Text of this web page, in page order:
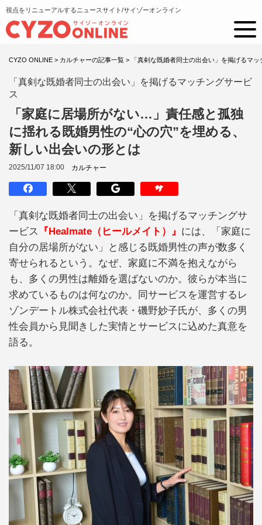
視点をリニューアルするニュースサイト/サイゾーオンライン
CYZO ONLINE > カルチャーの記事一覧 > 「真剣な既婚者同士の出会い」を掲げるマ
「真剣な既婚者同士の出会い」を掲げるマッチングサービ
ス
「家庭に居場所がない…」責任感と孤独
に揺れる既婚男性の“心の穴”を埋める、
新しい出会いの形とは
2025/11/07 18:00 カルチャー
「真剣な既婚者同士の出会い」を掲げるマッチングサ
ービス
『Healmate（ヒールメイト）』 には、「家庭に
自分の居場所がない」と感じる既婚男性の声が数多く
寄せられるという。なぜ、家庭に不満を抱えながら
も、多くの男性は離婚を選ばないのか。彼らが本当に
求めているものは何なのか。同サービスを運営するレ
ゾンデートル株式会社代表・磯野妙子氏が、多くの男
性会員から見聞きした実情とサービスに込めた真意を
語る。